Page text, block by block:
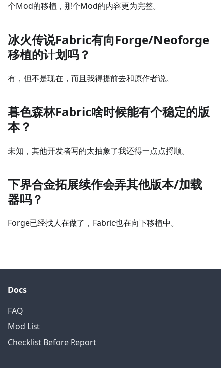
个Mod的移植，那个Mod的内容更为完整。
冰火传说Fabric有向Forge/Neoforge
移植的计划吗？
有，但不是现在，而且我得提前去和原作者说。
暮色森林Fabric啥时候能有个稳定的版
本？
未知，其他开发者写的太抽象了我还得一点点捋顺。
下界合金拓展续作会弄其他版本/加载
器吗？
Forge已经找人在做了，Fabric也在向下移植中。
Docs
FAQ
Mod List
Checklist Before Report